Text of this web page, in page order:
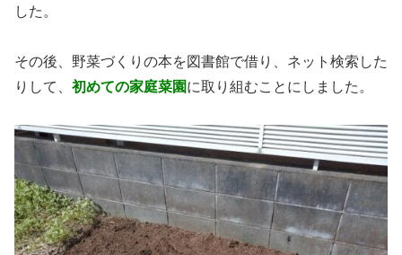
した。
その後、野菜づくりの本を図書館で借り、ネット検索した
りして、 初めての家庭菜園に取り組むことにしました。